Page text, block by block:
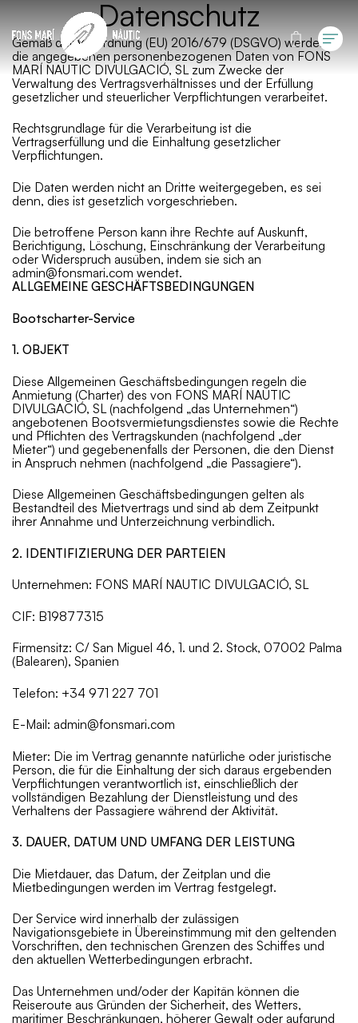
Datenschutz
Gemäß der Verordnung (EU) 2016/679 (DSGVO) werden
die angegebenen personenbezogenen Daten von FONS
MARÍ NAUTIC DIVULGACIÓ, SL zum Zwecke der
Verwaltung des Vertragsverhältnisses und der Erfüllung
gesetzlicher und steuerlicher Verpflichtungen verarbeitet.
Rechtsgrundlage für die Verarbeitung ist die
Vertragserfüllung und die Einhaltung gesetzlicher
Verpflichtungen.
Die Daten werden nicht an Dritte weitergegeben, es sei
denn, dies ist gesetzlich vorgeschrieben.
Die betroffene Person kann ihre Rechte auf Auskunft,
Berichtigung, Löschung, Einschränkung der Verarbeitung
oder Widerspruch ausüben, indem sie sich an
admin@fonsmari.com wendet.
ALLGEMEINE GESCHÄFTSBEDINGUNGEN
Bootscharter-Service
1. OBJEKT
Diese Allgemeinen Geschäftsbedingungen regeln die
Anmietung (Charter) des von FONS MARÍ NAUTIC
DIVULGACIÓ, SL (nachfolgend „das Unternehmen“)
angebotenen Bootsvermietungsdienstes sowie die Rechte
und Pflichten des Vertragskunden (nachfolgend „der
Mieter“) und gegebenenfalls der Personen, die den Dienst
in Anspruch nehmen (nachfolgend „die Passagiere“).
Diese Allgemeinen Geschäftsbedingungen gelten als
Bestandteil des Mietvertrags und sind ab dem Zeitpunkt
ihrer Annahme und Unterzeichnung verbindlich.
2. IDENTIFIZIERUNG DER PARTEIEN
Unternehmen: FONS MARÍ NAUTIC DIVULGACIÓ, SL
CIF: B19877315
Firmensitz: C/ San Miguel 46, 1. und 2. Stock, 07002 Palma
(Balearen), Spanien
Telefon: +34 971 227 701
E-Mail: admin@fonsmari.com
Mieter: Die im Vertrag genannte natürliche oder juristische
Person, die für die Einhaltung der sich daraus ergebenden
Verpflichtungen verantwortlich ist, einschließlich der
vollständigen Bezahlung der Dienstleistung und des
Verhaltens der Passagiere während der Aktivität.
3. DAUER, DATUM UND UMFANG DER LEISTUNG
Die Mietdauer, das Datum, der Zeitplan und die
Mietbedingungen werden im Vertrag festgelegt.
Der Service wird innerhalb der zulässigen
Navigationsgebiete in Übereinstimmung mit den geltenden
Vorschriften, den technischen Grenzen des Schiffes und
den aktuellen Wetterbedingungen erbracht.
Das Unternehmen und/oder der Kapitän können die
Reiseroute aus Gründen der Sicherheit, des Wetters,
maritimer Beschränkungen, höherer Gewalt oder aufgrund